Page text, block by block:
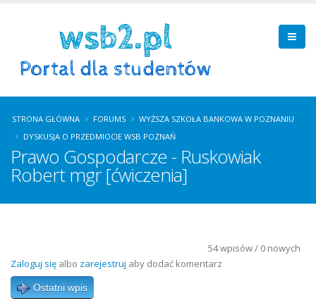
STRONA GŁÓWNA FORUMS
WYŻSZA SZKOŁA BANKOWA W POZNANIU
DYSKUSJA O PRZEDMIOCIE WSB POZNAŃ
Prawo Gospodarcze - Ruskowiak
Robert mgr [ćwiczenia]
54 wpisów / 0 nowych
Zaloguj się albo zarejestruj aby dodać komentarz
Ostatni wpis